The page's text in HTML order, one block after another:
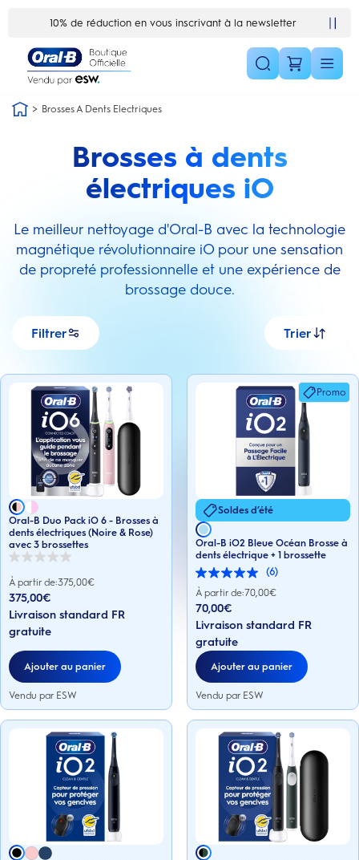
réduction en vous inscrivant à la newsletter
Brosses A Dents Electriques
Brosses à dents
électriques iO
Le meilleur nettoyage d'Oral-B avec la technologie
magnétique révolutionnaire iO pour une sensation
de propreté professionnelle et une expérience de
brossage douce.
Filtrer Trier
Oral-B Duo Pack iO 6 - Brosses à
dents électriques (Noire & Rose)
avec 3 brossettes
0.0
sur
5
étoiles.
À partir de:375,00€
375,00€
Livraison standard FR
gratuite
Ajouter au panier
Vendu par ESW
Promo
Soldes d’été
Oral-B iO2 Bleue Océan Brosse à
dents électrique + 1 brossette
(6)
5.0
sur
5
étoiles.
6
avis
À partir de:70,00€
70,00€
Livraison standard FR
gratuite
Ajouter au panier
Vendu par ESW